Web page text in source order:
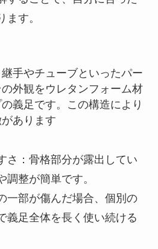
す。
手やチューブといったパー
外観をウレタンフォーム材
義足です。この構造により
あります
さ：骨格部分が露出してい
調整が簡単です。
一部が傷んだ場合、個別の
義足全体を長く使い続ける